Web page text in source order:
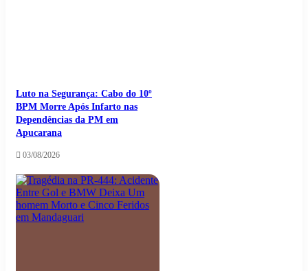
Luto na Segurança: Cabo do 10º
BPM Morre Após Infarto nas
Dependências da PM em
Apucarana
03/08/2026